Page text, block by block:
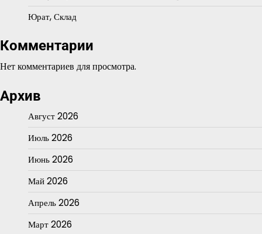
Юрат, Склад
Комментарии
Нет комментариев для просмотра.
Архив
Август 2026
Июль 2026
Июнь 2026
Май 2026
Апрель 2026
Март 2026